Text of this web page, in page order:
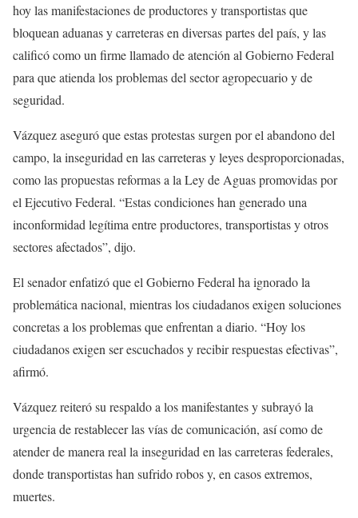
hoy las manifestaciones de productores y transportistas que
bloquean aduanas y carreteras en diversas partes del país, y las
calificó como un firme llamado de atención al Gobierno Federal
para que atienda los problemas del sector agropecuario y de
seguridad.
Vázquez aseguró que estas protestas surgen por el abandono del
campo, la inseguridad en las carreteras y leyes desproporcionadas,
como las propuestas reformas a la Ley de Aguas promovidas por
el Ejecutivo Federal. “Estas condiciones han generado una
inconformidad legítima entre productores, transportistas y otros
sectores afectados”, dijo.
El senador enfatizó que el Gobierno Federal ha ignorado la
problemática nacional, mientras los ciudadanos exigen soluciones
concretas a los problemas que enfrentan a diario. “Hoy los
ciudadanos exigen ser escuchados y recibir respuestas efectivas”,
afirmó.
Vázquez reiteró su respaldo a los manifestantes y subrayó la
urgencia de restablecer las vías de comunicación, así como de
atender de manera real la inseguridad en las carreteras federales,
donde transportistas han sufrido robos y, en casos extremos,
muertes.